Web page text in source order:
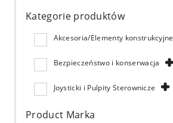
Kategorie produktów
Akcesoria/Elementy konstrukcyjne
Bezpieczeństwo i konserwacja
Joysticki i Pulpity Sterownicze
Product Marka